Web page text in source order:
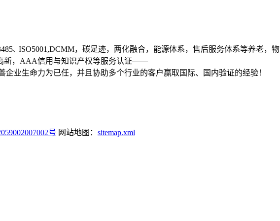
、 ISO5001,DCMM，碳足迹，两化融合，能源体系，售后服务体系等养老，物
新，AAA信用与知识产权等服务认证——
业生命力为已任，并且协助多个行业的客户赢取国际、国内验证的经验！
号 网站地图： sitemap.xml